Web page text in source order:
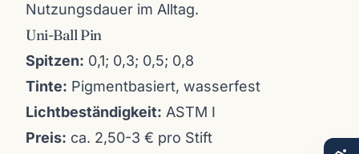
Nutzungsdauer im Alltag.
Uni-Ball Pin
Spitzen: 0,1; 0,3; 0,5; 0,8
Tinte: Pigmentbasiert, wasserfest
Lichtbeständigkeit: ASTM I
Preis: ca. 2,50-3 € pro Stift